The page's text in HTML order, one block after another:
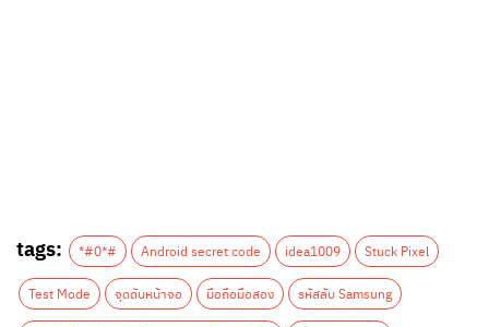
tags: *#0*# Android secret code idea1009 Stuck Pixel
Test Mode จุดดับหน้าจอ มือถือมือสอง รหัสลับ Samsung